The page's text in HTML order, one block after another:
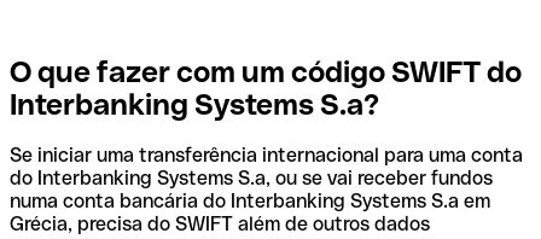
O que fazer com um código SWIFT do
Interbanking Systems S.a?
Se iniciar uma transferência internacional para uma conta
do Interbanking Systems S.a, ou se vai receber fundos
numa conta bancária do Interbanking Systems S.a em
Grécia, precisa do SWIFT além de outros dados